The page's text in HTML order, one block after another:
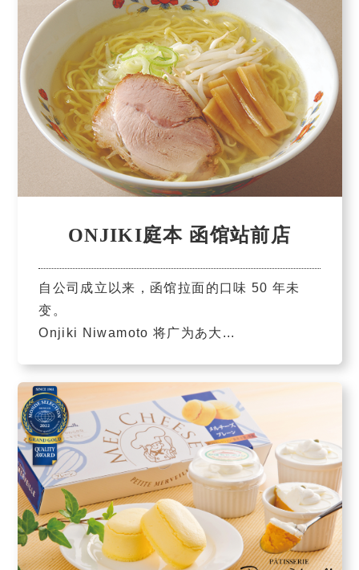
ONJIKI庭本 函馆站前店
自公司成立以来，函馆拉面的口味 50 年未
变。
Onjiki Niwamoto 将广为あ大...